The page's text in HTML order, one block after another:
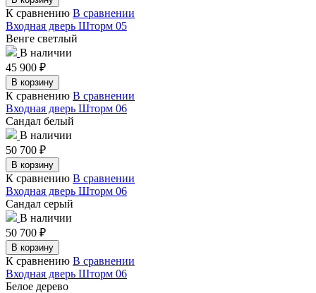
К сравнению В сравнении
Входная дверь Шторм 05
Венге светлый
В наличии
45 900 ₽
В корзину
К сравнению В сравнении
Входная дверь Шторм 06
Сандал белый
В наличии
50 700 ₽
В корзину
К сравнению В сравнении
Входная дверь Шторм 06
Сандал серый
В наличии
50 700 ₽
В корзину
К сравнению В сравнении
Входная дверь Шторм 06
Белое дерево